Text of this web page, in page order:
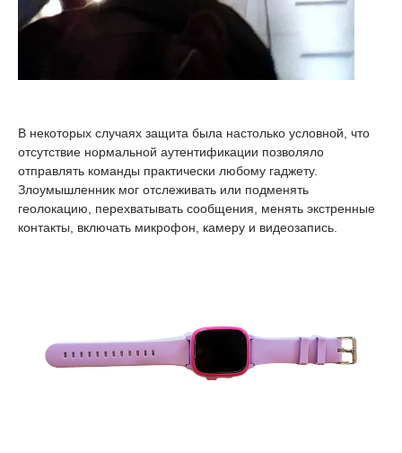
В некоторых случаях защита была настолько условной, что
отсутствие нормальной аутентификации позволяло
отправлять команды практически любому гаджету.
Злоумышленник мог отслеживать или подменять
геолокацию, перехватывать сообщения, менять экстренные
контакты, включать микрофон, камеру и видеозапись.